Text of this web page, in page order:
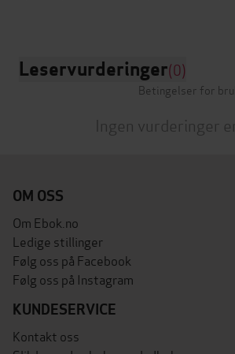
Leservurderinger(0)
Betingelser for
Ingen vurderinger
OM OSS
Om Ebok.no
Ledige stillinger
Følg oss på Facebook
Følg oss på Instagram
KUNDESERVICE
Kontakt oss